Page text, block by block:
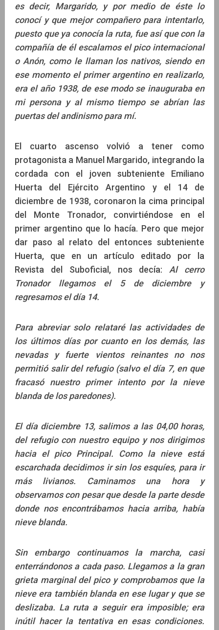
es decir, Margarido, y por medio de éste lo
conocí y que mejor compañero para intentarlo,
puesto que ya conocía la ruta, fue así que con la
compañía de él escalamos el pico internacional
o Anón, como le llaman los nativos, siendo en
ese momento el primer argentino en realizarlo,
era el año 1938, de ese modo se inauguraba en
mi persona y al mismo tiempo se abrían las
puertas del andinismo para mí.
El cuarto ascenso volvió a tener como
protagonista a Manuel Margarido, integrando la
cordada con el joven subteniente Emiliano
Huerta del Ejército Argentino y el 14 de
diciembre de 1938, coronaron la cima principal
del Monte Tronador, convirtiéndose en el
primer argentino que lo hacía. Pero que mejor
dar paso al relato del entonces subteniente
Huerta, que en un artículo editado por la
Revista del Suboficial, nos decía: Al cerro
Tronador llegamos el 5 de diciembre y
regresamos el día 14.
Para abreviar solo relataré las actividades de
los últimos días por cuanto en los demás, las
nevadas y fuerte vientos reinantes no nos
permitió salir del refugio (salvo el día 7, en que
fracasó nuestro primer intento por la nieve
blanda de los paredones).
El día diciembre 13, salimos a las 04,00 horas,
del refugio con nuestro equipo y nos dirigimos
hacia el pico Principal. Como la nieve está
escarchada decidimos ir sin los esquíes, para ir
más livianos. Caminamos una hora y
observamos con pesar que desde la parte desde
donde nos encontrábamos hacia arriba, había
nieve blanda.
Sin embargo continuamos la marcha, casi
enterrándonos a cada paso. Llegamos a la gran
grieta marginal del pico y comprobamos que la
nieve era también blanda en ese lugar y que se
deslizaba. La ruta a seguir era imposible; era
inútil hacer la tentativa en esas condiciones.